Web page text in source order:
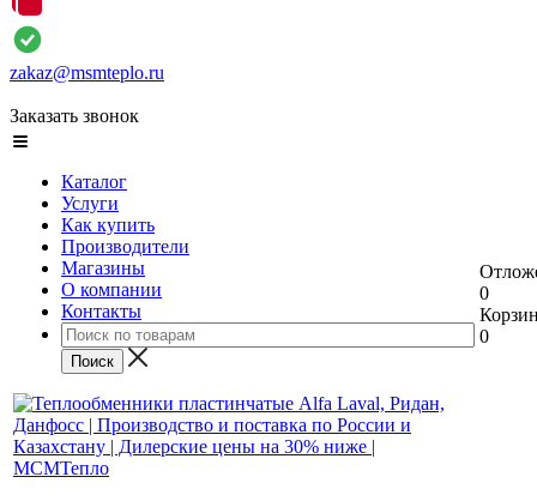
zakaz@msmteplo.ru
Заказать звонок
Каталог
Услуги
Как купить
Производители
Магазины
О компании
Контакты
0
0